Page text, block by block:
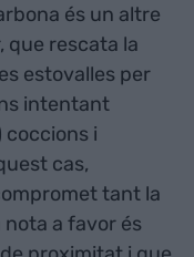
és un altre
que rescata la
estovalles per
intentant
coccions i
cas,
tant la
a favor és